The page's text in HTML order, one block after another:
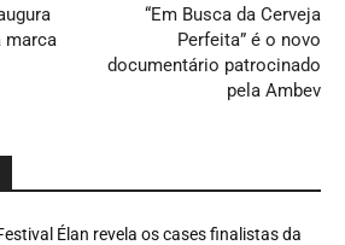
marca
“Em Busca da Cerveja
Perfeita” é o novo
documentário patrocinado
pela Ambev
Élan revela os cases finalistas da